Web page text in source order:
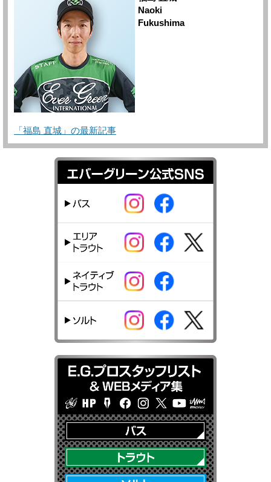
Naoki
Fukushima
「福島 直城」の最新記事